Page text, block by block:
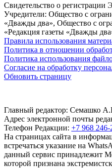
Свидетельство о
Учредители: Общество с
«Дважды два», Общество с
«Редакция газеты «Дважды
Правила использования
Политика в отношении
Политика использования
Согласие на обработку
Обновить страницу
Главный редактор: Семашко
Адрес электронной почты
Телефон Редакции: +7 968 246-
На страницах сайта в
встречаться указание на
данный сервис принадлежит
которой признана